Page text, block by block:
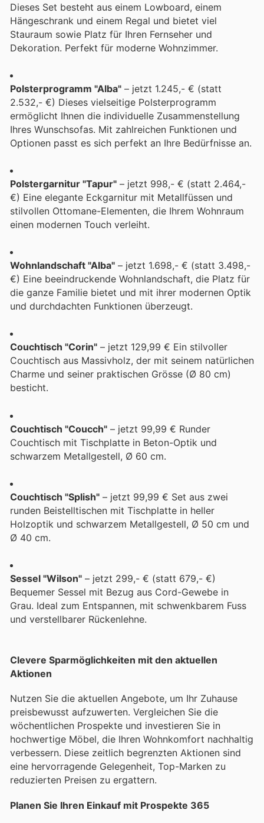
Dieses Set besteht aus einem Lowboard, einem
Hängeschrank und einem Regal und bietet viel
Stauraum sowie Platz für Ihren Fernseher und
Dekoration. Perfekt für moderne Wohnzimmer.
Polsterprogramm "Alba" – jetzt 1.245,- € (statt
2.532,- €) Dieses vielseitige Polsterprogramm
ermöglicht Ihnen die individuelle Zusammenstellung
Ihres Wunschsofas. Mit zahlreichen Funktionen und
Optionen passt es sich perfekt an Ihre Bedürfnisse an.
Polstergarnitur "Tapur" – jetzt 998,- € (statt 2.464,-
€) Eine elegante Eckgarnitur mit Metallfüssen und
stilvollen Ottomane-Elementen, die Ihrem Wohnraum
einen modernen Touch verleiht.
Wohnlandschaft "Alba" – jetzt 1.698,- € (statt 3.498,-
€) Eine beeindruckende Wohnlandschaft, die Platz für
die ganze Familie bietet und mit ihrer modernen Optik
und durchdachten Funktionen überzeugt.
Couchtisch "Corin" – jetzt 129,99 € Ein stilvoller
Couchtisch aus Massivholz, der mit seinem natürlichen
Charme und seiner praktischen Grösse (Ø 80 cm)
besticht.
Couchtisch "Coucch" – jetzt 99,99 € Runder
Couchtisch mit Tischplatte in Beton-Optik und
schwarzem Metallgestell, Ø 60 cm.
Couchtisch "Splish" – jetzt 99,99 € Set aus zwei
runden Beistelltischen mit Tischplatte in heller
Holzoptik und schwarzem Metallgestell, Ø 50 cm und
Ø 40 cm.
Sessel "Wilson" – jetzt 299,- € (statt 679,- €)
Bequemer Sessel mit Bezug aus Cord-Gewebe in
Grau. Ideal zum Entspannen, mit schwenkbarem Fuss
und verstellbarer Rückenlehne.
Clevere Sparmöglichkeiten mit den aktuellen
Aktionen
Nutzen Sie die aktuellen Angebote, um Ihr Zuhause
preisbewusst aufzuwerten. Vergleichen Sie die
wöchentlichen Prospekte und investieren Sie in
hochwertige Möbel, die Ihren Wohnkomfort nachhaltig
verbessern. Diese zeitlich begrenzten Aktionen sind
eine hervorragende Gelegenheit, Top-Marken zu
reduzierten Preisen zu ergattern.
Planen Sie Ihren Einkauf mit Prospekte 365